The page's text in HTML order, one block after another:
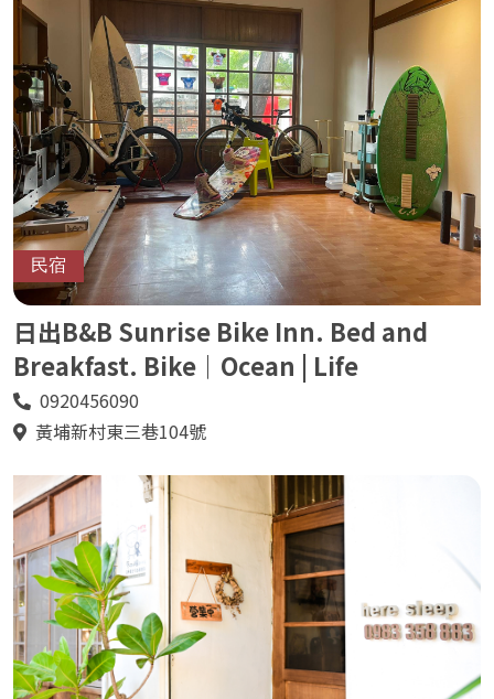
民宿
日出B&B Sunrise Bike Inn. Bed and
Breakfast. Bike｜Ocean | Life
電
0920456090
地黃埔新村東三巷104號